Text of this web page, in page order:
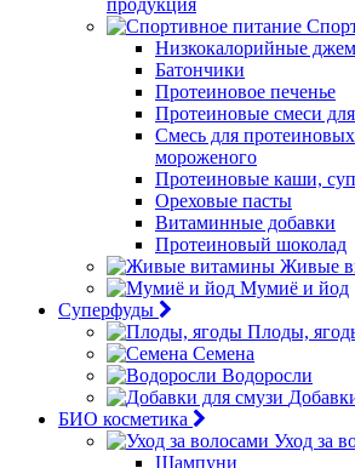
продукция
Низкокалорийные
Батончики
Протеиновое печенье
Протеиновые смеси
Смесь для
мороженого
Протеиновые каши,
Ореховые пасты
Витаминные добавки
Протеиновый шоколад
Живые
Мумиё и йод
Суперфуды
Плоды,
Семена
Водоросли
БИО косметика
Уход за
Шампуни